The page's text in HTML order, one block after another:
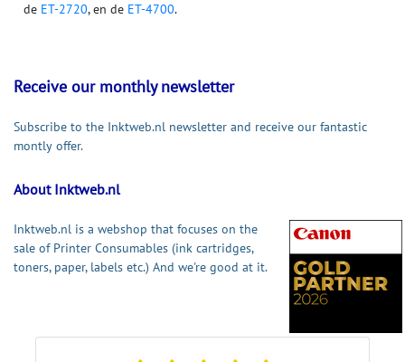
de ET-2720, en de ET-4700.
Receive our monthly newsletter
Subscribe to the Inktweb.nl newsletter and receive our fantastic
montly offer.
About Inktweb.nl
Inktweb.nl is a webshop that focuses on the
sale of Printer Consumables (ink cartridges,
toners, paper, labels etc.) And we're good at it.